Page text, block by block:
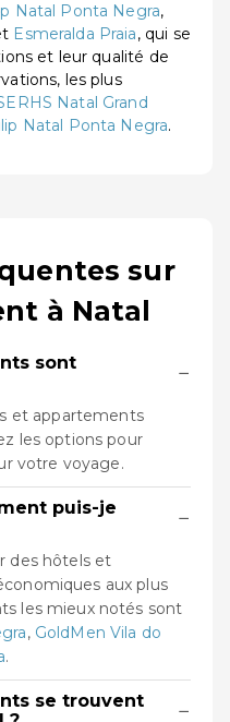
Natal Ponta Negra,
Esmeralda Praia, qui se
et leur qualité de
les plus
Natal Grand
Natal Ponta Negra.
sur
à Natal
sont
−
et appartements
les options pour
votre voyage.
puis-je
−
des hôtels et
aux plus
les mieux notés sont
, GoldMen Vila do
.
se trouvent
−